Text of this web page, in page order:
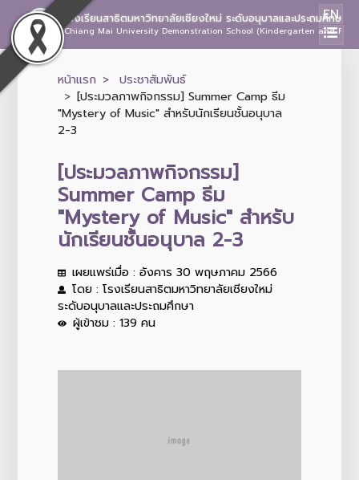
โรงเรียนสาธิตมหาวิทยาลัยเชียงใหม่ ระดับอนุบาลและประถมศึกษา
Chiang Mai University Demonstration School (Kindergarten and
EN
หน้าแรก
ประชาสัมพันธ์
[ประมวลภาพกิจกรรม] Summer Camp ธีม
"Mystery of Music" สำหรับนักเรียนชั้นอนุบาล
2-3
[ประมวลภาพกิจกรรม]
Summer Camp ธีม
"Mystery of Music" สำหรับ
นักเรียนชั้นอนุบาล 2-3
เผยแพร่เมื่อ : อังคาร 30 พฤษภาคม 2566
โดย : โรงเรียนสาธิตมหาวิทยาลัยเชียงใหม่
ระดับอนุบาลและประถมศึกษา
ผู้เข้าชม : 139 คน